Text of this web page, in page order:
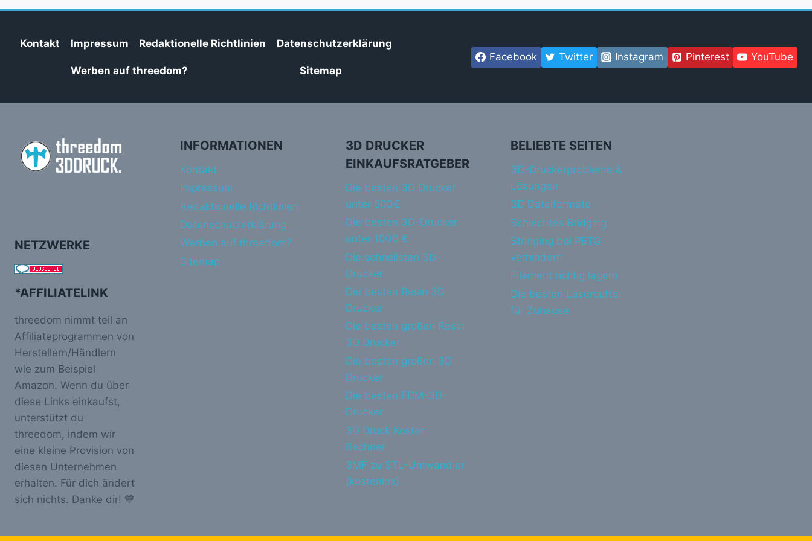
Kontakt Impressum Redaktionelle Richtlinien Datenschutzerklärung
Werben auf threedom? Sitemap
Facebook Twitter Instagram Pinterest YouTube
NETZWERKE
*AFFILIATELINK
threedom nimmt teil an
Affiliateprogrammen von
Herstellern/Händlern
wie zum Beispiel
Amazon. Wenn du über
diese Links einkaufst,
unterstützt du
threedom, indem wir
eine kleine Provision von
diesen Unternehmen
erhalten. Für dich ändert
sich nichts. Danke dir! 💙
INFORMATIONEN
Kontakt
Impressum
Redaktionelle Richtlinien
Datenschutzerklärung
Werben auf threedom?
Sitemap
3D DRUCKER
EINKAUFSRATGEBER
Die besten 3D Drucker
unter 500€
Die besten 3D-Drucker
unter 1000 €
Die schnellsten 3D-
Drucker
Die besten Resin 3D
Drucker
Die besten großen Resin
3D Drucker
Die besten großen 3D
Drucker
Die besten FDM-3D-
Drucker
3D Druck Kosten
Rechner
3MF zu STL-Umwandler
(kostenlos)
BELIEBTE SEITEN
3D-Druckerprobleme &
Lösungen
3D Dateiformate
Schlechtes Bridging
Stringing bei PETG
verhindern
Filament richtig lagern
Die besten Lasercutter
für Zuhause